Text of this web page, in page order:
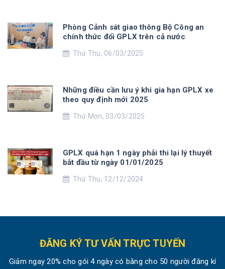
Phòng Cảnh sát giao thông Bộ Công an
chính thức đổi GPLX trên cả nước
Thứ Thu, 06/03/2025
Những điều cần lưu ý khi gia hạn GPLX xe
theo quy định mới 2025
Thứ Mon, 03/03/2025
GPLX quá hạn 1 ngày phải thi lại lý thuyết
bắt đầu từ ngày 01/01/2025
Thứ Thu, 12/12/2024
ĐĂNG KÝ TƯ VẤN TRỰC TUYẾN
Giảm ngay 20% cho gói 4 ngày có bằng cho 50 người đăng kí